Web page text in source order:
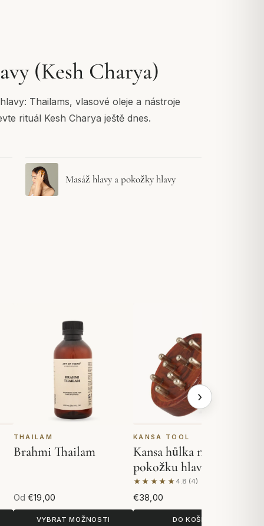
(Kesh Charya)
Thailams, vlasové oleje a nástroje
rituál Kesh Charya ještě dnes.
Masáž hlavy a pokožky hlavy
THAILAM
Brahmi Thailam
Od €19,00
VYBRAT MOŽNOSTI
KANSA TOOL
Kansa hůlka na
pokožku hlavy a tělo
★★★★★ 4.8 (4)
Na základě 4 hodnocení
€38,00
DO KOŠÍKU
›